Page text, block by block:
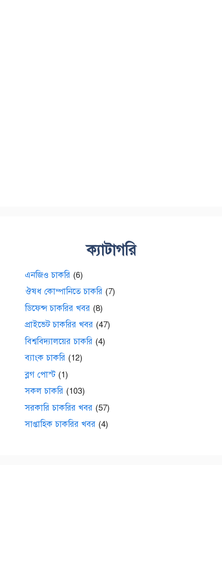
ক্যাটাগরি
এনজিও চাকরি (6)
ঔষধ কোম্পানিতে চাকরি (7)
ডিফেন্স চাকরির খবর (8)
প্রাইভেট চাকরির খবর (47)
বিশ্ববিদ্যালয়ের চাকরি (4)
ব্যাংক চাকরি (12)
ব্লগ পোস্ট(1)
সকল চাকরি (103)
সরকারি চাকরির খবর (57)
সাপ্তাহিক চাকরির খবর (4)